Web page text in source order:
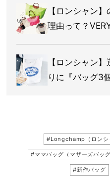
【ロンシャン
理由って？
【ロンシャン
りに『バッグ3
#Longchamp（ロンシ
#ママバッグ（マザーズバッグ
#新作バッグ